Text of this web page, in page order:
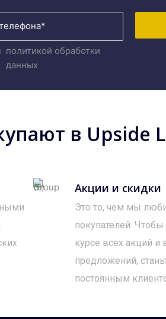
политикой обработки
данных
в Upside
Акции и скидки
Это то, чем мы
покупателей.
курсе всех акций и
предложений,
постоянным